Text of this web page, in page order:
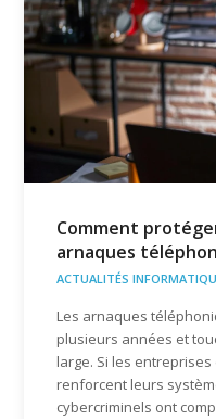
Comment
arnaques
ACTUALITÉS
Les arnaques
plusieurs années et
large. Si les
renforcent leurs
cybercriminels ont